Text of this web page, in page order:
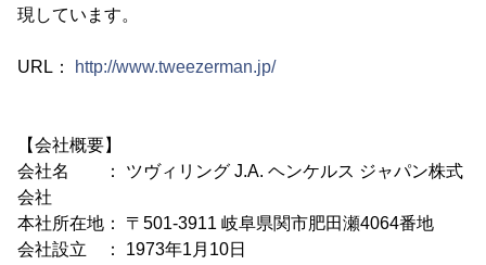
現しています。
URL： http://www.tweezerman.jp/
【会社概要】
会社名 ： ツヴィリング J.A. ヘンケルス ジャパン株式
会社
本社所在地： 〒501-3911 岐阜県関市肥田瀬4064番地
会社設立 ： 1973年1月10日